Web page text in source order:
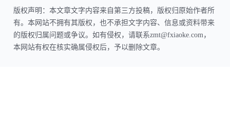
版权声明：本文章文字内容来自第三方投稿，版权归原始作者所
有。本网站不拥有其版权，也不承担文字内容、信息或资料带来
的版权归属问题或争议。如有侵权，请联系zmt@fxiaoke.com，
本网站有权在核实确属侵权后，予以删除文章。